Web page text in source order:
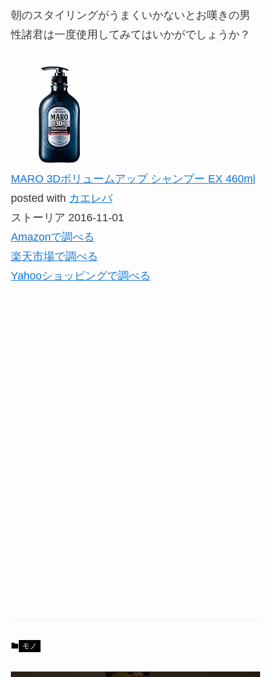
朝のスタイリングがうまくいかないとお嘆きの男
性諸君は一度使用してみてはいかがでしょうか？
MARO 3Dボリュームアップ シャンプー EX 460ml
posted with カエレバ
ストーリア 2016-11-01
Amazonで調べる
楽天市場で調べる
Yahooショッピングで調べる
モノ